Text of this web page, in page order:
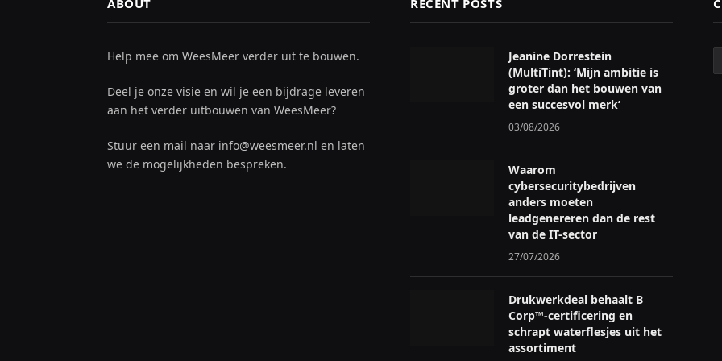
Help mee om WeesMeer verder uit te bouwen.
Deel je onze visie en wil je een bijdrage leveren
aan het verder uitbouwen van WeesMeer?
Stuur een mail naar info@weesmeer.nl en laten
we de mogelijkheden bespreken.
Jeanine Dorrestein
(MultiTint): ‘Mijn ambitie is
groter dan het bouwen van
een succesvol merk’
03/08/2026
Waarom
cybersecuritybedrijven
anders moeten
leadgenereren dan de rest
van de IT-sector
27/07/2026
Drukwerkdeal behaalt B
Corp™-certificering en
schrapt waterflesjes uit het
assortiment